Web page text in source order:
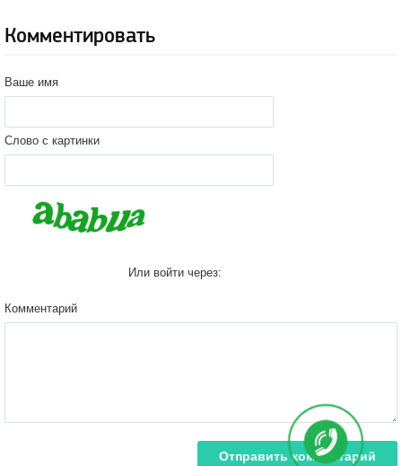
Комментировать
Ваше имя
Слово с картинки
Или войти через:
Комментарий
Отправить комментарий